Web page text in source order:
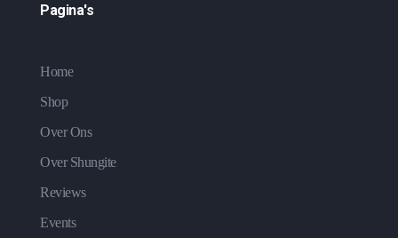
Pagina's
Home
Shop
Over Ons
Over Shungite
Reviews
Events